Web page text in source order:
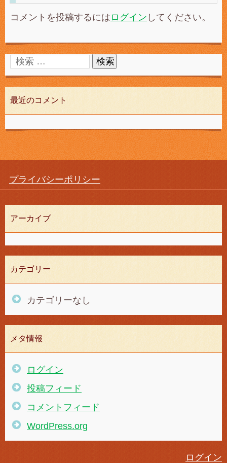
コメントを投稿するには ログイン してください。
最近のコメント
プライバシーポリシー
アーカイブ
カテゴリー
カテゴリーなし
メタ情報
ログイン
投稿フィード
コメントフィード
WordPress.org
ログイン